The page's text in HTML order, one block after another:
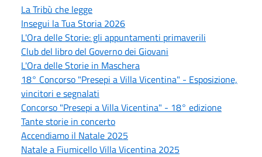
La Tribù che legge
Insegui la Tua Storia 2026
L'Ora delle Storie: gli appuntamenti primaverili
Club del libro del Governo dei Giovani
L'Ora delle Storie in Maschera
18° Concorso "Presepi a Villa Vicentina" - Esposizione,
vincitori e segnalati
Concorso "Presepi a Villa Vicentina" - 18° edizione
Tante storie in concerto
Accendiamo il Natale 2025
Natale a Fiumicello Villa Vicentina 2025